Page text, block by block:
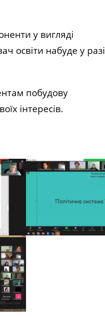
у вигляді
освіти набуде у разі
побудову
інтересів.